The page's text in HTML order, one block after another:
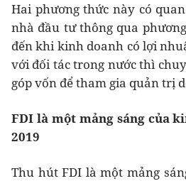
Hai phương thức này có
nhà đầu tư thông qua
đến khi kinh doanh có lợi
với đối tác trong nước thì
góp vốn để tham gia quản trị
FDI là một mảng sáng của
2019
Thu hút FDI là một mảng